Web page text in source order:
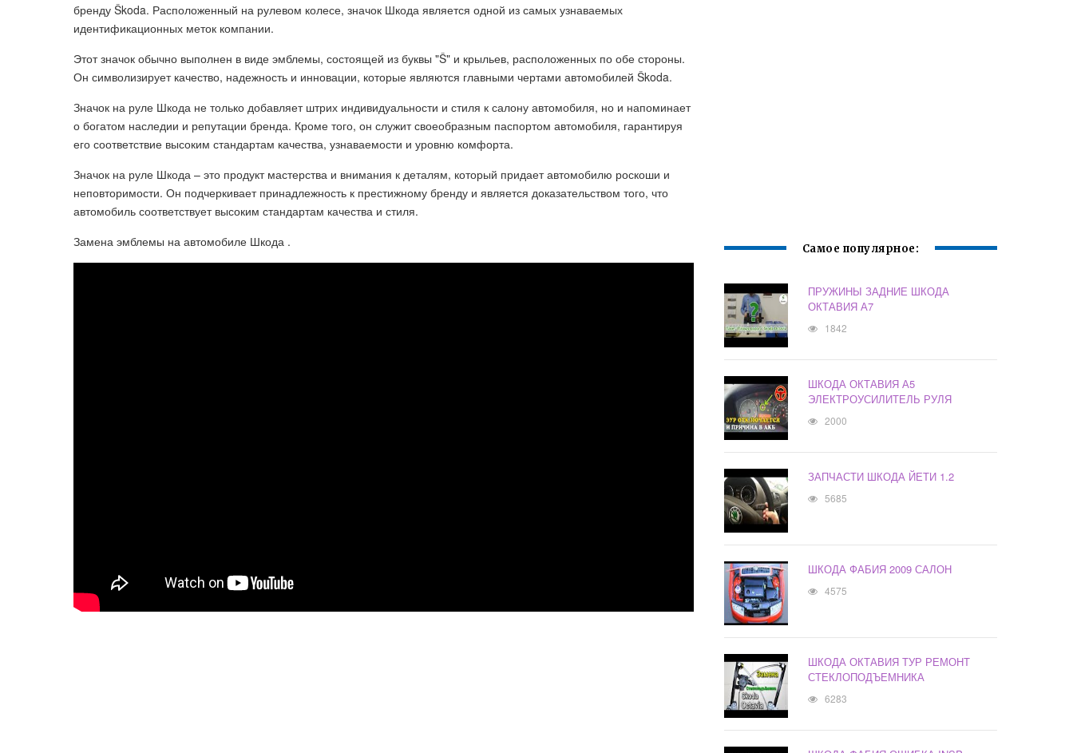
бренду Škoda. Расположенный на рулевом колесе, значок Шкода является одной из самых узнаваемых
идентификационных меток компании.
Этот значок обычно выполнен в виде эмблемы, состоящей из буквы "Š" и крыльев, расположенных по обе стороны.
Он символизирует качество, надежность и инновации, которые являются главными чертами автомобилей Škoda.
Значок на руле Шкода не только добавляет штрих индивидуальности и стиля к салону автомобиля, но и напоминает
о богатом наследии и репутации бренда. Кроме того, он служит своеобразным паспортом автомобиля, гарантируя
его соответствие высоким стандартам качества, узнаваемости и уровню комфорта.
Значок на руле Шкода – это продукт мастерства и внимания к деталям, который придает автомобилю роскоши и
неповторимости. Он подчеркивает принадлежность к престижному бренду и является доказательством того, что
автомобиль соответствует высоким стандартам качества и стиля.
Замена эмблемы на автомобиле Шкода .
Самое популярное:
ПРУЖИНЫ ЗАДНИЕ ШКОДА
ОКТАВИЯ А7
1842
ШКОДА ОКТАВИЯ А5
ЭЛЕКТРОУСИЛИТЕЛЬ РУЛЯ
2000
ЗАПЧАСТИ ШКОДА ЙЕТИ 1.2
5685
ШКОДА ФАБИЯ 2009 САЛОН
4575
ШКОДА ОКТАВИЯ ТУР РЕМОНТ
СТЕКЛОПОДЪЕМНИКА
6283